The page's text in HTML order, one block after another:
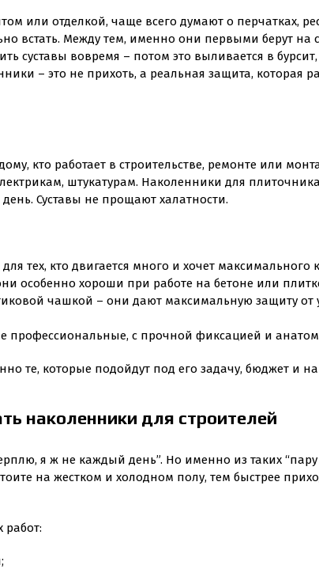
или отделкой, чаще всего думают о перчатках,
встать. Между тем, именно они первыми берут на
суставы вовремя – потом это выливается в
– это не прихоть, а реальная защита, которая
кто работает в строительстве, ремонте или
штукатурам. Наколенники для
Суставы не прощают халатности.
тех, кто двигается много и хочет максимального
особенно хороши при работе на бетоне или
чашкой – они дают максимальную защиту
профессиональные, с прочной фиксацией и
те, которые подойдут под его задачу, бюджет и
наколенники для строителей
я ж не каждый день”. Но именно из таких
на жестком и холодном полу, тем быстрее